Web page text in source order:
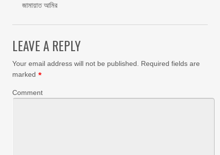
জামায়াত আমির
LEAVE A REPLY
Your email address will not be published.
Required fields are
marked *
Comment